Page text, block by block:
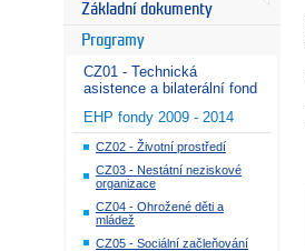
Základní dokumenty
Programy
CZ01 - Technická
asistence a bilaterální fond
EHP fondy 2009 - 2014
CZ02 - Životní prostředí
CZ03 - Nestátní neziskové
organizace
CZ04 - Ohrožené děti a
mládež
CZ05 - Sociální začleňování